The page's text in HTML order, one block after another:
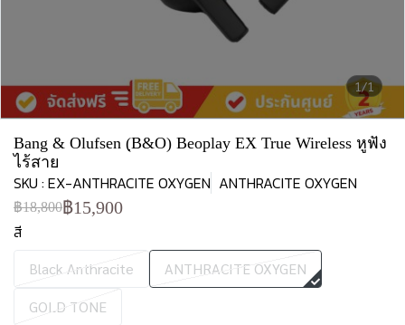
1/1
Bang & Olufsen (ฺB&O) Beoplay EX True Wireless หูฟัง
ไร้สาย
SKU : EX-ANTHRACITE OXYGEN ANTHRACITE OXYGEN
฿18,800฿15,900
สี
Black Anthracite
ANTHRACITE OXYGEN
GOLD TONE